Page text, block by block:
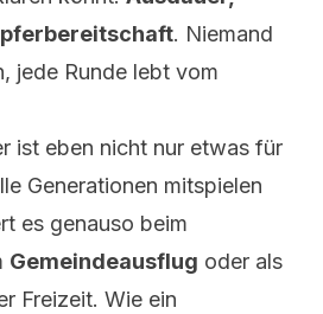
. Niemand
jede Runde lebt vom
ist eben nicht nur etwas für
Generationen mitspielen
es genauso beim
Gemeindeausflug oder als
Freizeit. Wie ein